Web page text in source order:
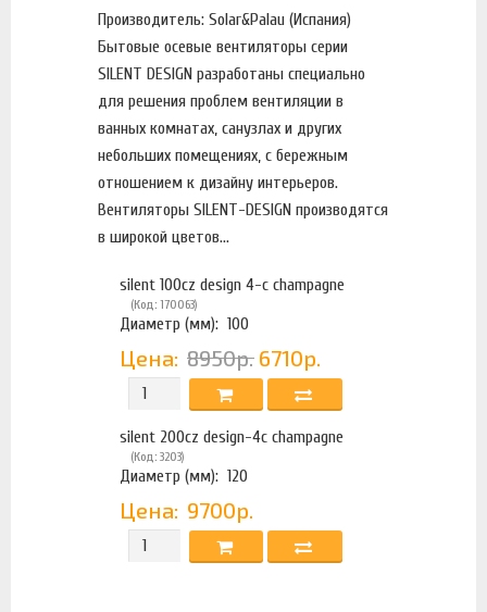
Производитель: Solar&Palau (Испания)
Бытовые осевые вентиляторы серии
SILENT DESIGN разработаны специально
для решения проблем вентиляции в
ванных комнатах, санузлах и других
небольших помещениях, с бережным
отношением к дизайну интерьеров.
Вентиляторы SILENT-DESIGN производятся
в широкой цветов...
silent 100cz design 4-c champagne
(Код: 170063)
Диаметр (мм):100
Цена:8950р. 6710р.
silent 200cz design-4c champagne
(Код: 3203)
Диаметр (мм):120
Цена: 9700р.